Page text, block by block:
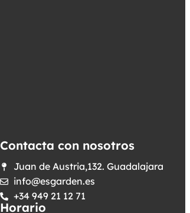
Contacta con nosotros
Juan de Austria,132. Guadalajara
info@esgarden.es
+34 949 21 12 71
Horario